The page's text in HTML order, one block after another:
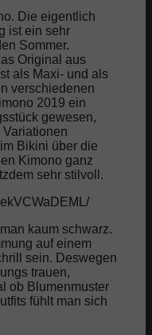
Die eigentlich
ist ein sehr
Sommer.
Original aus
als Maxi- und als
verschiedenen
2019 ein
gewesen,
Bikini über die
Kimono ganz
sehr stilvoll.
kaum schwarz.
auf einem
sein. Deswegen
trauen,
ob Blumenmuster
fühlt man sich